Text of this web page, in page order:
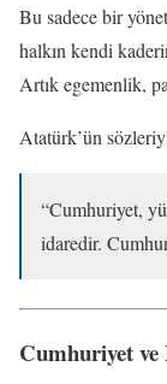
Bu sadece bir
halkın kendi
Artık egemenlik,
Atatürk’ün
“Cumhuriyet,
idaredir.
Cumhuriyet